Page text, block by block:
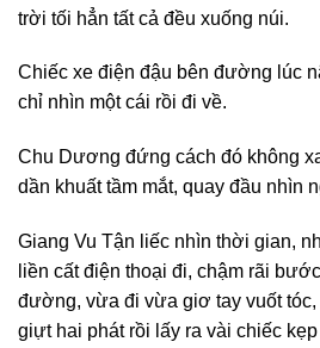
trời tối hẳn tất cả đều xuống núi.
Chiếc xe điện đậu bên đường lúc
chỉ nhìn một cái rồi đi về.
Chu Dương đứng cách đó không
dần khuất tầm mắt, quay đầu nhìn
Giang Vu Tận liếc nhìn thời gian,
liền cất điện thoại đi, chậm rãi
đường, vừa đi vừa giơ tay vuốt
giựt hai phát rồi lấy ra vài chiếc